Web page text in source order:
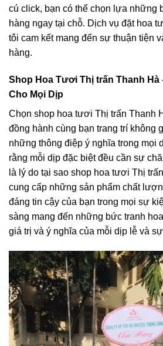
cú click, bạn có thể chọn lựa những
hàng ngay tại chỗ. Dịch vụ đặt hoa
tôi cam kết mang đến sự thuận tiện
hàng.
Shop Hoa Tươi Thị trấn Thanh Hà
Cho Mọi Dịp
Chọn shop hoa tươi Thị trấn Thanh
đồng hành cùng bạn trang trí không
những thông điệp ý nghĩa trong mọi
rằng mỗi dịp đặc biệt đều cần sự
là lý do tại sao shop hoa tươi Thị
cung cấp những sản phẩm chất
đáng tin cậy của bạn trong mọi sự
sàng mang đến những bức tranh
giá trị và ý nghĩa của mỗi dịp lễ và